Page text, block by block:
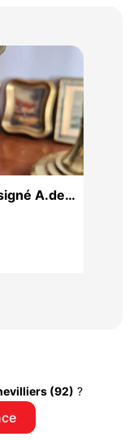
A.de
(92) ?